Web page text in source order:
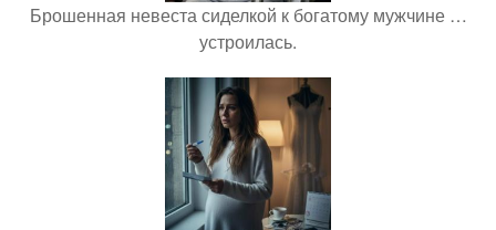
Брошенная невеста сиделкой к богатому мужчине …
устроилась.